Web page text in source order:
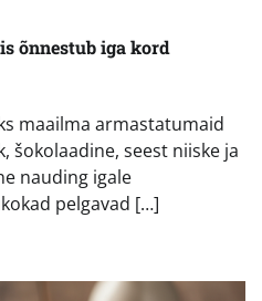
õnnestub iga kord
maailma armastatumaid
šokolaadine, seest niiske ja
nauding igale
pelgavad […]